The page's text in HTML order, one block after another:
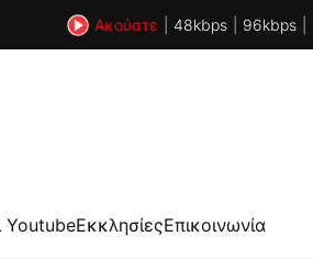
Ακούστε 48kbps 96kbps
YoutubeΕκκλησίεςΕπικοινωνία